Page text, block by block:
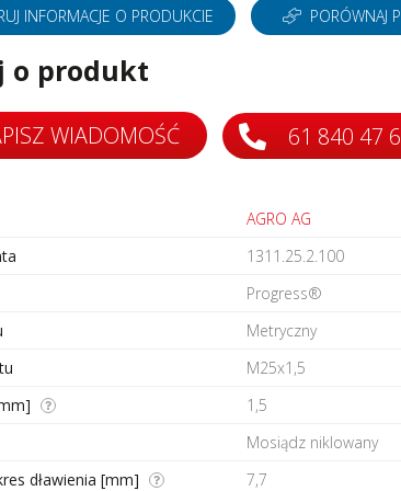
Silniki bezszczotkowe i serwonapędy
Styczniki
Systemy wózków kablowych i
szynoprzewody
Transformatory AC AC
Wyłączniki i rozłączniki
INFORMACJE O PRODUKCIE PORÓWNAJ
o produkt
WIADOMOŚĆ 61 840 47
AGRO AG
1311.25.2.100
Progress®
Metryczny
M25x1,5
1,5
Mosiądz niklowany
dławienia [mm]
7,7